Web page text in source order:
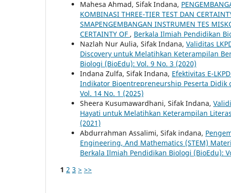
Mahesa Ahmad, Sifak Indana,
KOMBINASI THREE-TIER TEST DAN
SMAPENGEMBANGAN INSTRUMEN TES
CERTAINTY OF , Berkala Ilmiah Pendidikan
Nazlah Nur Aulia, Sifak Indana, Validitas
Discovery untuk Melatihkan Keterampilan
Biologi (BioEdu): Vol. 9 No. 3 (2020)
Indana Zulfa, Sifak Indana, Efektivitas E-
Indikator Bioentrepreneurship Peserta Didik
Vol. 14 No. 1 (2025)
Sheera Kusumawardhani, Sifak Indana,
Hayati untuk Melatihkan Keterampilan
(2021)
Abdurrahman Assalimi, Sifak indana,
Engineering, And Mathematics (STEM)
Berkala Ilmiah Pendidikan Biologi (BioEdu):
1 2 3 > >>